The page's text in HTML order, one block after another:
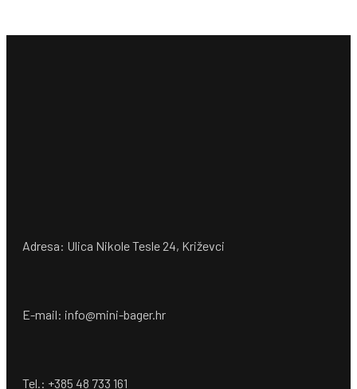
Adresa: Ulica Nikole Tesle 24, Križevci
E-mail: info@mini-bager.hr
Tel.: +385 48 733 161